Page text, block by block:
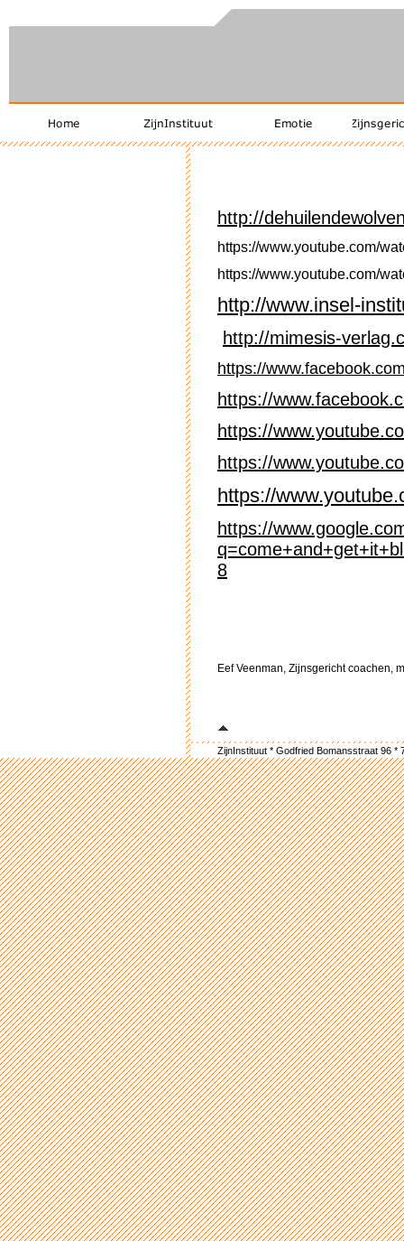
http://
https://www.youtube.com/
https://www.youtube.com/
http://www.insel-
http://mimesis-
https://
https://
https://
https://
https://
https://
8
Eef Veenman, Zijnsgericht coachen,
ZijnInstituut * Godfried Bomansstraat 96 *